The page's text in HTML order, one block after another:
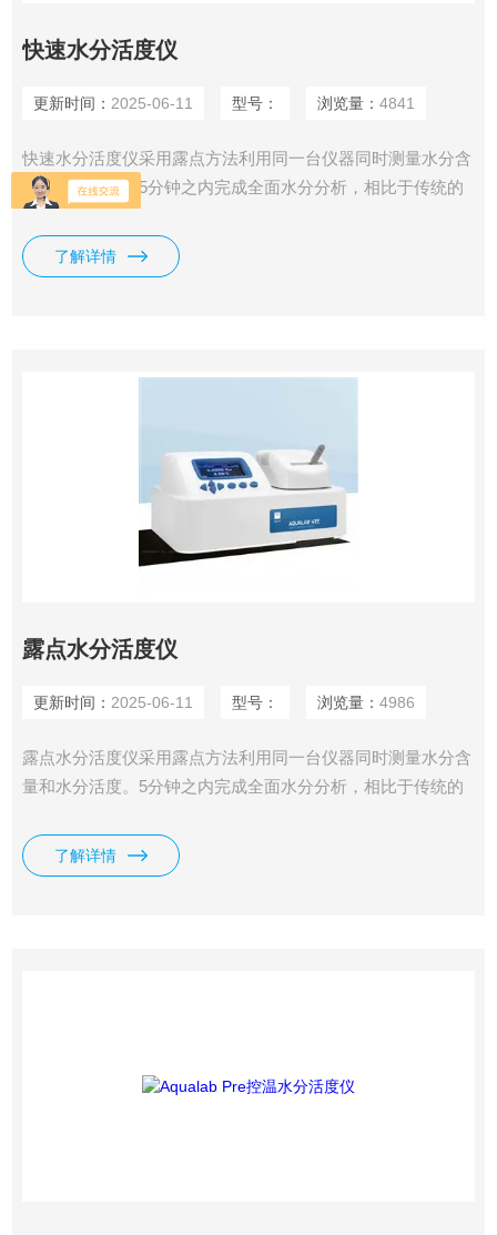
快速水分活度仪
更新时间： 2025-06-11 型号： 浏览量： 4841
快速水分活度仪采用露点方法利用同一台仪器同时测量水分含
量和水分活度。5分钟之内完成全面水分分析，相比于传统的
了解详情
露点水分活度仪
更新时间： 2025-06-11 型号： 浏览量： 4986
露点水分活度仪采用露点方法利用同一台仪器同时测量水分含
量和水分活度。5分钟之内完成全面水分分析，相比于传统的
了解详情